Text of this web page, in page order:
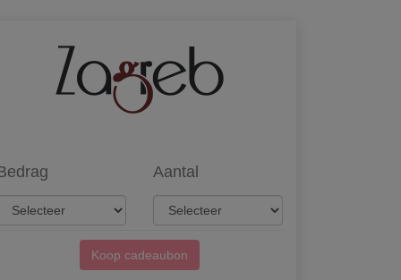
Aantal
Koop cadeaubon